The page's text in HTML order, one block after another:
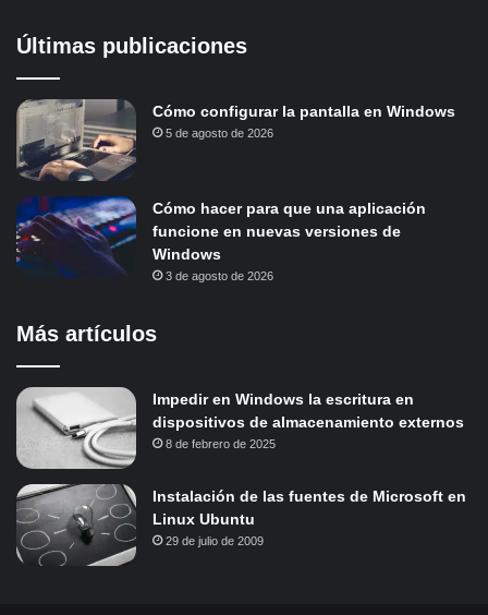
Últimas publicaciones
Cómo configurar la pantalla en Windows
5 de agosto de 2026
Cómo hacer para que una aplicación
funcione en nuevas versiones de
Windows
3 de agosto de 2026
Más artículos
Impedir en Windows la escritura en
dispositivos de almacenamiento externos
8 de febrero de 2025
Instalación de las fuentes de Microsoft en
Linux Ubuntu
29 de julio de 2009